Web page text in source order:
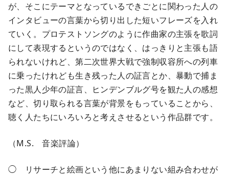
が、そこにテーマとなっているできごとに関わった人の
インタビューの言葉から切り出した短いフレーズを入れ
ていく。プロテストソングのように作曲家の主張を歌詞
にして表現するというのではなく、はっきりと主張も語
られないけれど、第二次世界大戦で強制収容所への列車
に乗ったけれども生き残った人の証言とか、暴動で捕ま
った黒人少年の証言、ヒンデンブルグ号を観た人の感想
など、切り取られる言葉が背景をもっていることから、
聴く人たちにいろいろと考えさせるという作品群です。
（M.S. 音楽評論）
◯ リサーチと絵画という他にあまりない組み合わせが